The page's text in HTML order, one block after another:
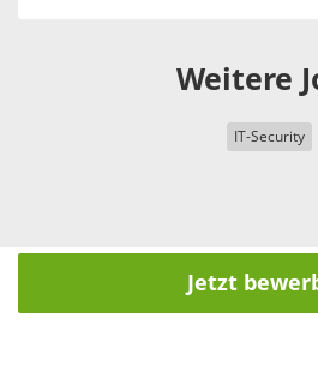
Weitere
IT-Security
Jetzt